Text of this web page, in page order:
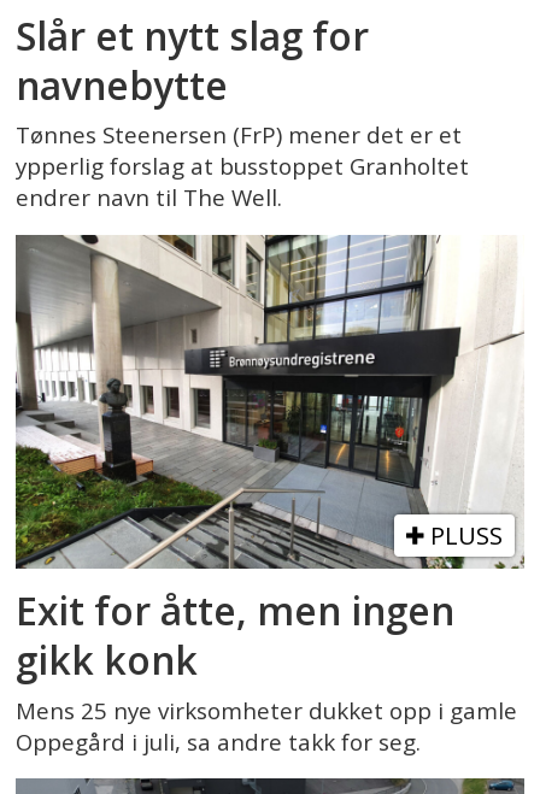
Slår et nytt slag for
navnebytte
Tønnes Steenersen (FrP) mener det er et
ypperlig forslag at busstoppet Granholtet
endrer navn til The Well.
PLUSS
Exit for åtte, men ingen
gikk konk
Mens 25 nye virksomheter dukket opp i gamle
Oppegård i juli, sa andre takk for seg.